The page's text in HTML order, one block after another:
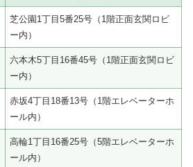
芝公園1丁目5番25号（1階正面玄関ロビ
ー内）
六本木5丁目16番45号（1階正面玄関ロビ
ー内）
赤坂4丁目18番13号（1階エレベーターホ
ール内）
高輪1丁目16番25号（5階エレベーターホ
ール内）